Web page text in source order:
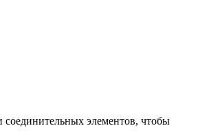
соединительных элементов, чтобы